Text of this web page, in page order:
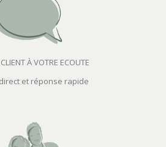
À VOTRE ECOUTE
et réponse rapide